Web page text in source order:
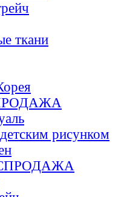
ткани
рисунком